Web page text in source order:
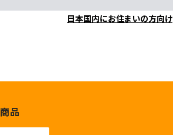
日本国内にお住まいの方向け
品